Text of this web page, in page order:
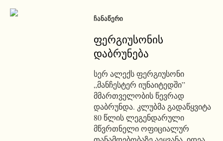
ᲩᲐᲜᲐᲬᲔᲠᲘ
ფერგიუსონის
დაბრუნება
სერ ალექს ფერგიუსონი
„მანჩესტერ იუნაიტედში”
მმართველობის წევრად
დაბრუნდა. კლუბმა გადაწყვიტა
80 წლის ლეგენდარული
მწვრთნელი ოფიციალურ